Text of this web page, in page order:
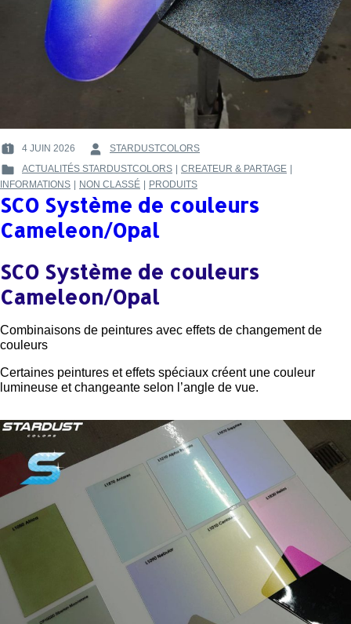
POSTED
ON
4 JUIN 2026
BY
:
STARDUSTCOLORS
POSTED
IN
ACTUALITÉS STARDUSTCOLORS CREATEUR & PARTAGE
INFORMATIONS | NON CLASSÉ | PRODUITS
SCO Système de couleurs
Cameleon/Opal
SCO Système de couleurs
Cameleon/Opal
Combinaisons de peintures avec effets de changement de
couleurs
Certaines peintures et effets spéciaux créent une couleur
lumineuse et changeante selon l’angle de vue.